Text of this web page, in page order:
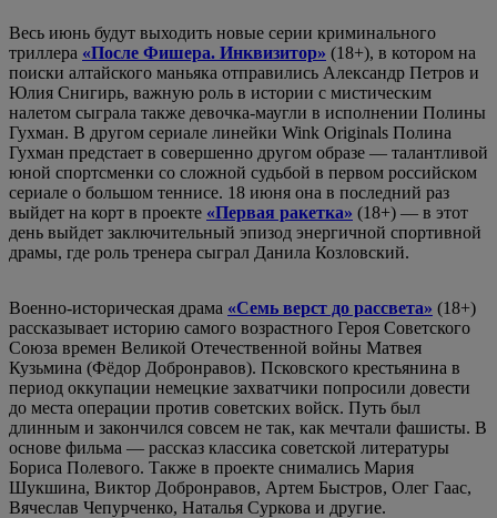
Весь июнь будут выходить новые серии криминального
триллера «После Фишера. Инквизитор» (18+), в котором на
поиски алтайского маньяка отправились Александр Петров и
Юлия Снигирь, важную роль в истории с мистическим
налетом сыграла также девочка-маугли в исполнении Полины
Гухман. В другом сериале линейки Wink Originals Полина
Гухман предстает в совершенно другом образе — талантливой
юной спортсменки со сложной судьбой в первом российском
сериале о большом теннисе. 18 июня она в последний раз
выйдет на корт в проекте «Первая ракетка» (18+) — в этот
день выйдет заключительный эпизод энергичной спортивной
драмы, где роль тренера сыграл Данила Козловский.
Военно-историческая драма «Семь верст до рассвета» (18+)
рассказывает историю самого возрастного Героя Советского
Союза времен Великой Отечественной войны Матвея
Кузьмина (Фёдор Добронравов). Псковского крестьянина в
период оккупации немецкие захватчики попросили довести
до места операции против советских войск. Путь был
длинным и закончился совсем не так, как мечтали фашисты. В
основе фильма — рассказ классика советской литературы
Бориса Полевого. Также в проекте снимались Мария
Шукшина, Виктор Добронравов, Артем Быстров, Олег Гаас,
Вячеслав Чепурченко, Наталья Суркова и другие.